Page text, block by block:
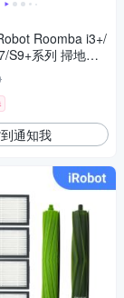
Roomba i3+/
S9+系列 掃地機
耗材超值組(集塵
通知我